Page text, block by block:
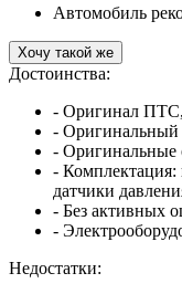
Автомобиль
Хочу такой же
Достоинства:
- Оригинал ПТС,
- Оригинальный
- Оригинальные
- Комплектация:
датчики
- Без активных
-
Недостатки: